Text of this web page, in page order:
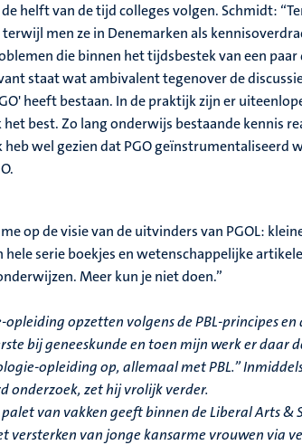
helft van de tijd colleges volgen. Schmidt:
men ze in Denemarken als
die binnen het tijdsbestek van een
staat wat ambivalent tegenover de
heeft bestaan. In de praktijk zijn er
best. Zo lang onderwijs bestaande
wel gezien dat PGO geïnstrumentaliseerd
op de visie van de uitvinders van PGOL:
serie boekjes en wetenschappelijke
Meer kun je niet doen.”
opzetten volgens de PBL-principes
bij geneeskunde en toen mijn werk er daar
opleiding op, allemaal met PBL.”
onderzoek, zet hij vrolijk verder.
van vakken geeft binnen de Liberal Arts &
van jonge kansarme vrouwen via